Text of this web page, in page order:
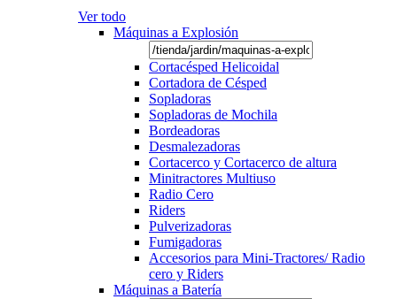
Ver todo
Máquinas a Explosión
Cortacésped Helicoidal
Cortadora de Césped
Sopladoras
Sopladoras de Mochila
Bordeadoras
Desmalezadoras
Cortacerco y Cortacerco de altura
Minitractores Multiuso
Radio Cero
Riders
Pulverizadoras
Fumigadoras
Accesorios para Mini-Tractores/ Radio
cero y Riders
Máquinas a Batería